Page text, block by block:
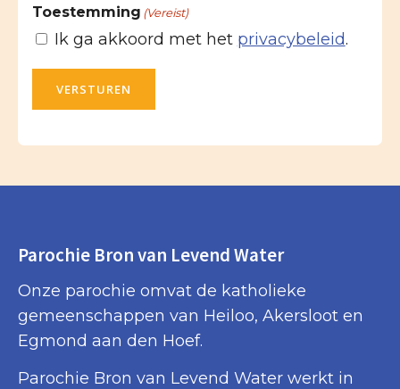
Toestemming (Vereist)
Ik ga akkoord met het privacybeleid.
VERSTUREN
Parochie Bron van Levend Water
Onze parochie omvat de katholieke
gemeenschappen van Heiloo, Akersloot en
Egmond aan den Hoef.
Parochie Bron van Levend Water werkt in